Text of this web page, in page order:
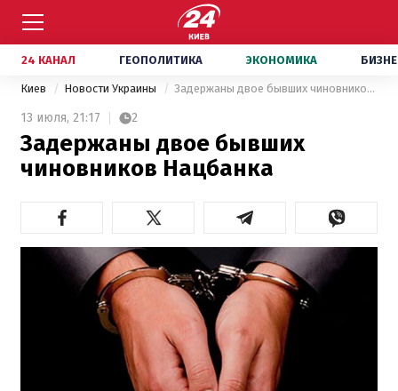
24 КАНАЛ ГЕОПОЛИТИКА ЭКОНОМИКА
Киев Новости Украины Задержаны двое бывших чиновников Нацбанка
13 июля, 21:17 2
Задержаны двое бывших
чиновников Нацбанка